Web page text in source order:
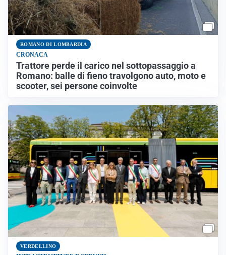
ROMANO DI LOMBARDIA
CRONACA
Trattore perde il carico nel sottopassaggio a
Romano: balle di fieno travolgono auto, moto e
scooter, sei persone coinvolte
VERDELLINO